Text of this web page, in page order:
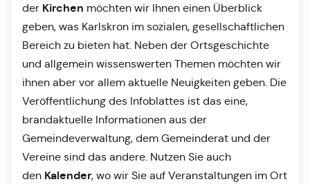
der Kirchen möchten wir Ihnen einen Überblick
geben, was Karlskron im sozialen, gesellschaftlichen
Bereich zu bieten hat. Neben der Ortsgeschichte
und allgemein wissenswerten Themen möchten wir
ihnen aber vor allem aktuelle Neuigkeiten geben. Die
Veröffentlichung des Infoblattes ist das eine,
brandaktuelle Informationen aus der
Gemeindeverwaltung, dem Gemeinderat und der
Vereine sind das andere. Nutzen Sie auch
den Kalender, wo wir Sie auf Veranstaltungen im Ort